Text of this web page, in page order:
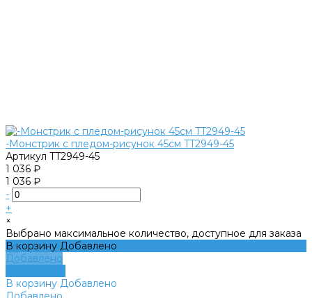
-Монстрик с пледом-рисунок 45см TT2949-45
Артикул TT2949-45
1 036 ₽
1 036 ₽
-
+
×
Выбрано максимальное количество, доступное для заказа
В корзину Добавлено
Добавлено
В корзину Добавлено